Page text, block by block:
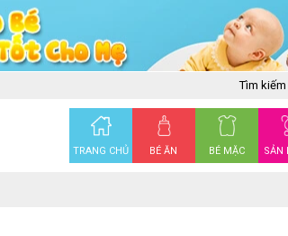
Tìm kiếm
TRANG CHỦ BÉ ĂN BÉ MẶC SẢN